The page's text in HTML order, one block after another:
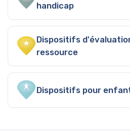
handicap
Dispositifs
ressource
Dispositifs pour